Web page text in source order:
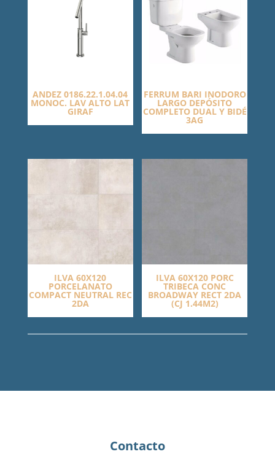
ANDEZ 0186.22.1.04.04
MONOC. LAV ALTO LAT
GIRAF
FERRUM BARI INODORO
LARGO DEPÓSITO
COMPLETO DUAL Y BIDÉ
3AG
ILVA 60X120
PORCELANATO
COMPACT NEUTRAL REC
2DA
ILVA 60X120 PORC
TRIBECA CONC
BROADWAY RECT 2DA
(CJ 1.44M2)
Contacto